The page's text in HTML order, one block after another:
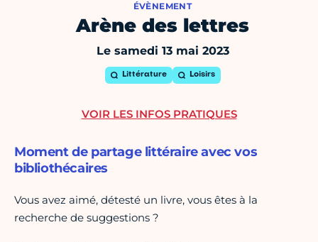
ÉVÈNEMENT
Arène des lettres
Le samedi 13 mai 2023
Littérature Loisirs
Moment de partage littéraire avec vos
bibliothécaires
Vous avez aimé, détesté un livre, vous êtes à la
recherche de suggestions ?
VOIR LES INFOS PRATIQUES